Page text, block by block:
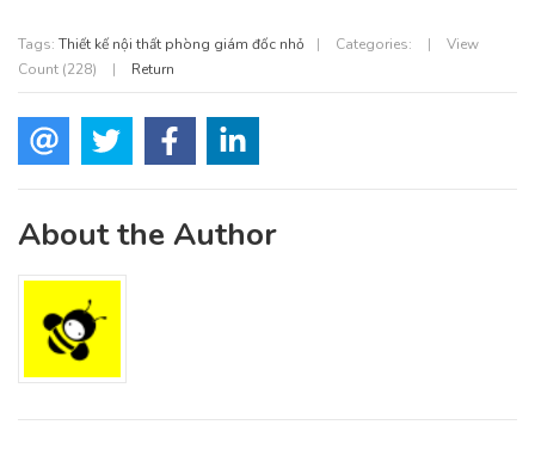
Tags: Thiết kế nội thất phòng giám đốc nhỏ | Categories: |
View
Count (228)
| Return
About the Author